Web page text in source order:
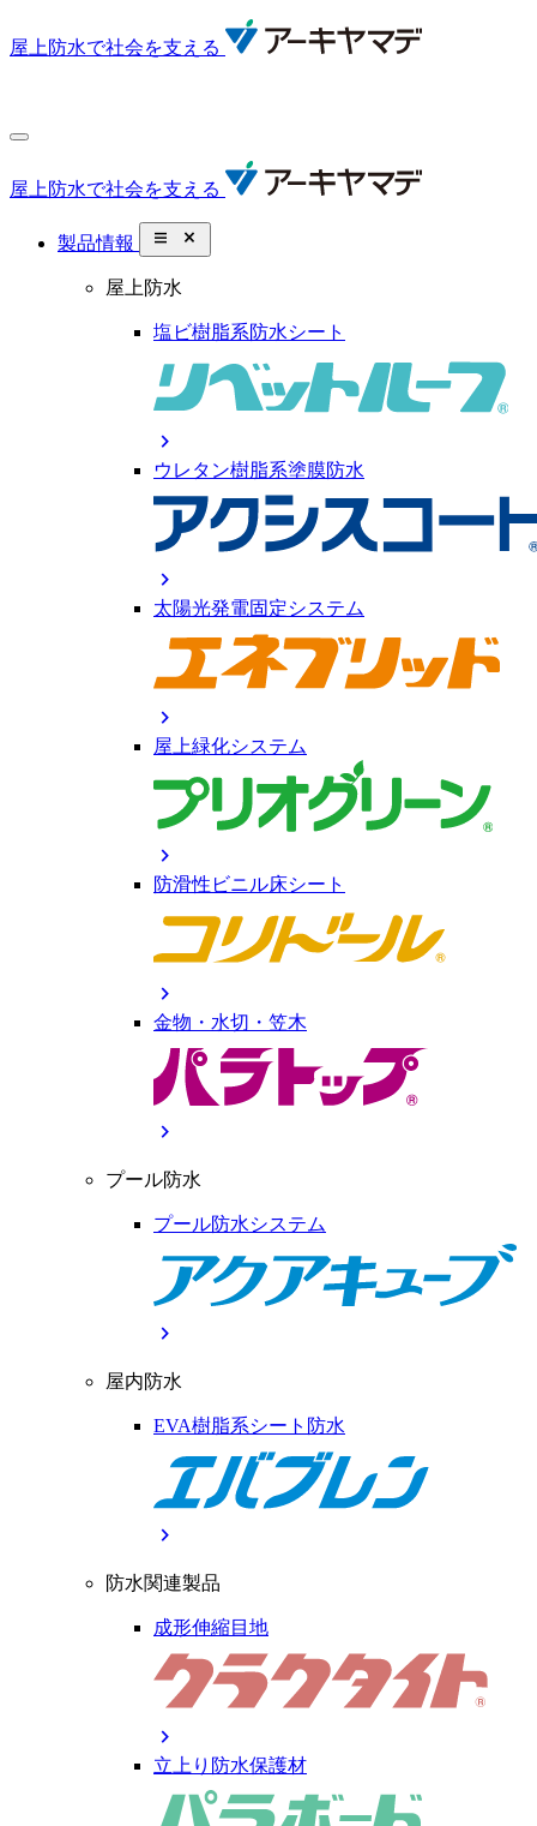
屋上防水で社会を支える
屋上防水で社会を支える
製品情報 close_small
屋上防水
塩ビ樹脂系防水シート
chevron_right
ウレタン樹脂系塗膜防水
chevron_right
太陽光発電固定システム
chevron_right
屋上緑化システム
chevron_right
防滑性ビニル床シート
chevron_right
金物・水切・笠木
chevron_right
プール防水
プール防水システム
chevron_right
屋内防水
EVA樹脂系シート防水
chevron_right
防水関連製品
成形伸縮目地
chevron_right
立上り防水保護材